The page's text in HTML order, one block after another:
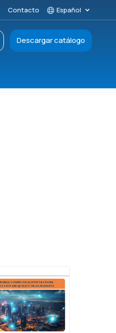
Contacto Español
Descargar catálogo